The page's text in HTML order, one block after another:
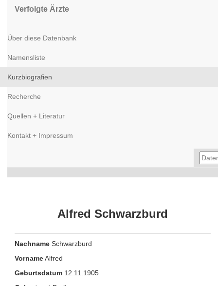
Verfolgte Ärzte
Über diese Datenbank
Namensliste
Kurzbiografien
Recherche
Quellen + Literatur
Kontakt + Impressum
Alfred Schwarzburd
Nachname Schwarzburd
VornameAlfred
Geburtsdatum 12.11.1905